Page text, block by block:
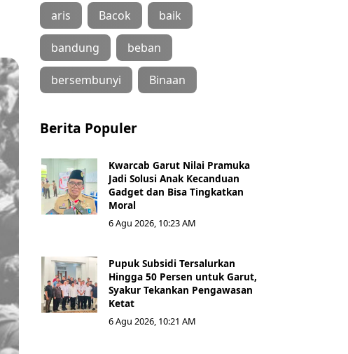
aris Bacok baik
bandung beban
bersembunyi Binaan
Berita Populer
Kwarcab Garut Nilai Pramuka
Jadi Solusi Anak Kecanduan
Gadget dan Bisa Tingkatkan
Moral
6 Agu 2026, 10:23 AM
Pupuk Subsidi Tersalurkan
Hingga 50 Persen untuk Garut,
Syakur Tekankan Pengawasan
Ketat
6 Agu 2026, 10:21 AM